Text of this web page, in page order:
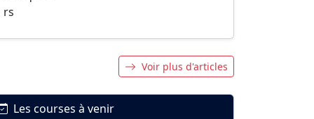
Voir plus d'articles
Les courses à venir